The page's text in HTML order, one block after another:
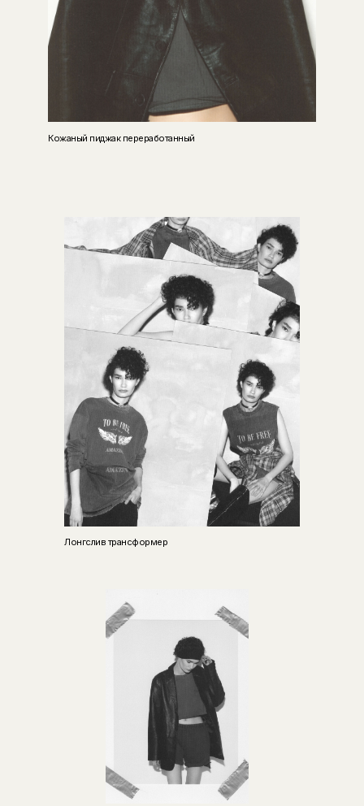
Кожаный пиджак переработанный
Лонгслив трансформер